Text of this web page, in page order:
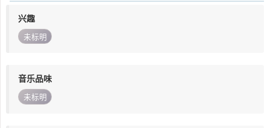
兴趣
未标明
音乐品味
未标明